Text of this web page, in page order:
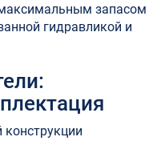
запасом
гидравликой и
конструкции